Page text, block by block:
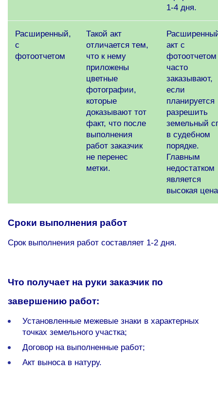
1-4 дня.
Расширенный,
с
фотоотчетом
Такой акт
отличается тем,
что к нему
приложены
цветные
фотографии,
которые
доказывают тот
факт, что после
выполнения
работ заказчик
не перенес
метки.
акт с
фотоотчетом
часто
заказывают,
если
планируется
разрешить
земельный
в судебном
порядке.
Главным
недостатком
является
высокая
Сроки выполнения работ
Срок выполнения работ составляет 1-2 дня.
Что получает на руки заказчик по
завершению работ:
Установленные межевые знаки в характерных
точках земельного участка;
Договор на выполненные работ;
Акт выноса в натуру.